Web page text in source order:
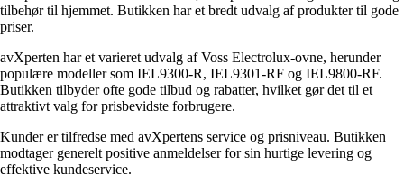
tilbehør til hjemmet. Butikken har et bredt udvalg af produkter til gode
priser.
avXperten har et varieret udvalg af Voss Electrolux-ovne, herunder
populære modeller som IEL9300-R, IEL9301-RF og IEL9800-RF.
Butikken tilbyder ofte gode tilbud og rabatter, hvilket gør det til et
attraktivt valg for prisbevidste forbrugere.
Kunder er tilfredse med avXpertens service og prisniveau. Butikken
modtager generelt positive anmeldelser for sin hurtige levering og
effektive kundeservice.